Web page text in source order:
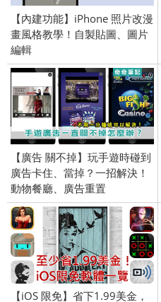
【內建功能】iPhone 照片改漫
畫風格教學！自製貼圖、圖片
編輯
【廣告 關不掉】玩手遊時碰到
廣告卡住、當掉？一招解決！
動物餐廳、廣告重置
【iOS 限免】省下1.99美金，